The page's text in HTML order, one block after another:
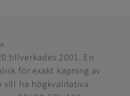
tillverkades 2001. En
för exakt kapning av
vill ha högkvalitativa